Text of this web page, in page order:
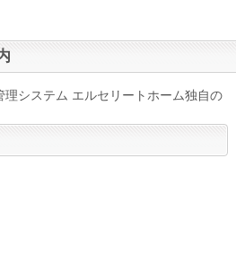
理システム エルセリートホーム独自の